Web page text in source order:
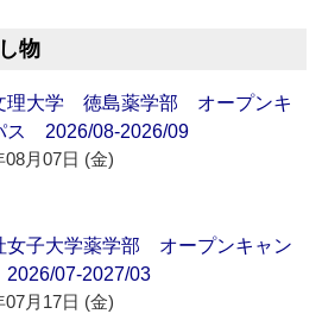
物
理大学 徳島薬学部 オープンキ
ス 2026/08-2026/09
08月07日 (金)
女子大学薬学部 オープンキャン
07-2027/03
07月17日 (金)